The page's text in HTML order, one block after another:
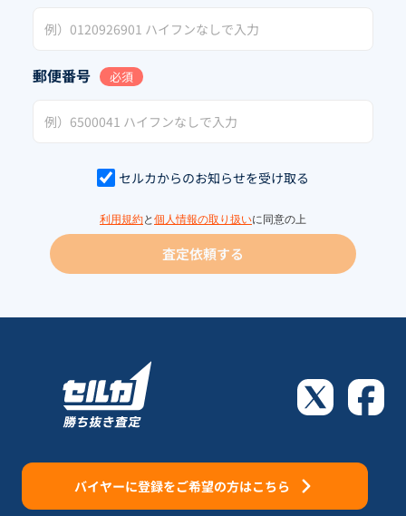
郵便番号 必須
セルカからのお知らせを受け取る
利用規約と 個人情報の取り扱いに同意の上
査定依頼する
バイヤーに登録をご希望の方はこちら